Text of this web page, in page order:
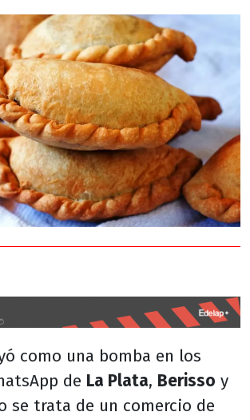
como una bomba en los
de La Plata, Berisso y
se trata de un comercio de